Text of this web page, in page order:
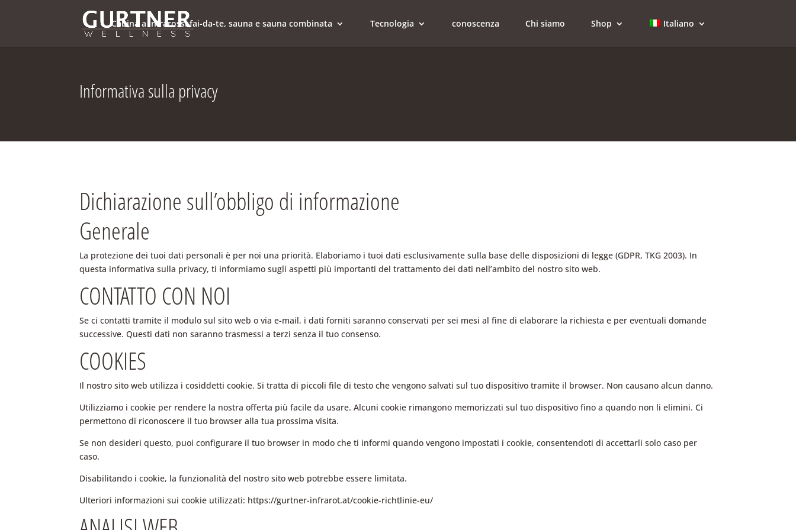
Cabina a infrarossi fai-da-te, sauna e sauna combinata Tecnologia conoscenza Chi siamo Shop Italiano
Informativa sulla privacy
Dichiarazione sull’obbligo di informazione
Generale
La protezione dei tuoi dati personali è per noi una priorità. Elaboriamo i tuoi dati esclusivamente sulla base delle disposizioni di legge (GDPR, TKG 2003). In
questa informativa sulla privacy, ti informiamo sugli aspetti più importanti del trattamento dei dati nell’ambito del nostro sito web.
CONTATTO CON NOI
Se ci contatti tramite il modulo sul sito web o via e-mail, i dati forniti saranno conservati per sei mesi al fine di elaborare la richiesta e per eventuali domande
successive. Questi dati non saranno trasmessi a terzi senza il tuo consenso.
COOKIES
Il nostro sito web utilizza i cosiddetti cookie. Si tratta di piccoli file di testo che vengono salvati sul tuo dispositivo tramite il browser. Non causano alcun danno.
Utilizziamo i cookie per rendere la nostra offerta più facile da usare. Alcuni cookie rimangono memorizzati sul tuo dispositivo fino a quando non li elimini. Ci
permettono di riconoscere il tuo browser alla tua prossima visita.
Se non desideri questo, puoi configurare il tuo browser in modo che ti informi quando vengono impostati i cookie, consentendoti di accettarli solo caso per
caso.
Disabilitando i cookie, la funzionalità del nostro sito web potrebbe essere limitata.
Ulteriori informazioni sui cookie utilizzati: https://gurtner-infrarot.at/cookie-richtlinie-eu/